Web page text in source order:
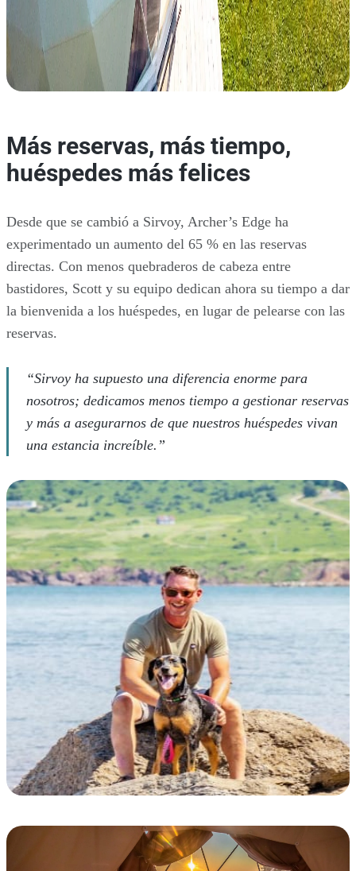
Más reservas, más tiempo,
huéspedes más felices
Desde que se cambió a Sirvoy, Archer’s Edge ha
experimentado un aumento del 65 % en las reservas
directas. Con menos quebraderos de cabeza entre
bastidores, Scott y su equipo dedican ahora su tiempo a dar
la bienvenida a los huéspedes, en lugar de pelearse con las
reservas.
“Sirvoy ha supuesto una diferencia enorme para
nosotros; dedicamos menos tiempo a gestionar reservas
y más a asegurarnos de que nuestros huéspedes vivan
una estancia increíble.”